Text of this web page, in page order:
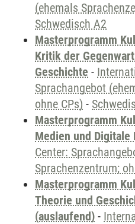
(ehemals
Schwedisch A2
Masterprogramm
Kritik der
Geschichte -
Sprachangebot
ohne CPs) -
Masterprogramm
Medien und Digitale
Center:
Sprachenzentrum;
Masterprogramm
Theorie und
(auslaufend) -